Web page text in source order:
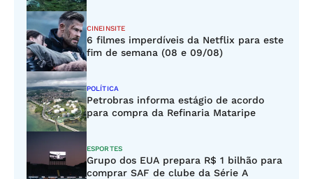
CINEINSITE
6 filmes imperdíveis da Netflix para este
fim de semana (08 e 09/08)
POLÍTICA
Petrobras informa estágio de acordo
para compra da Refinaria Mataripe
ESPORTES
Grupo dos EUA prepara R$ 1 bilhão para
comprar SAF de clube da Série A